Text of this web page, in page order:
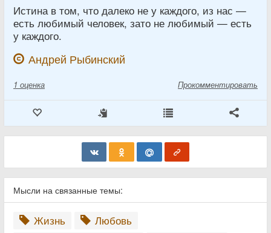
Истина в том, что далеко не у каждого, из нас —
есть любимый человек, зато не любимый — есть
у каждого.
Андрей Рыбинский
1 оценка Прокомментировать
Мысли на связанные темы:
Жизнь
Любовь